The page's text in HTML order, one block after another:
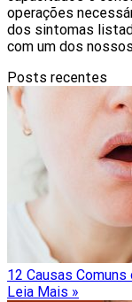
operações
dos sintomas
com um dos
Posts recentes
12 Causas
Leia Mais »